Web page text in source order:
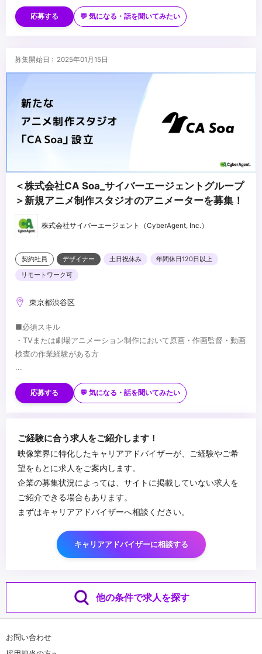
・Photoshop、Illustratorの実務経験3年以上
・ユーザーの反応を見ながら柔軟に対応できる適応力
・インタビューなどで得た定性データや、解析ツールを用いた定量
データなどインサイトを捉えたデザイン改善経験
・Premiere、AfterEffectsの実務経験3年以上
・Webサイトやアプリにおけるインタラクションデザインの実務経
験
・Lottie等を用いたアニメーション制作経験
...
応募する 💬 気になる・話を聞いてみたい
募集開始日 : 2025年01月15日
＜株式会社CA Soa_サイバーエージェントグループ
＞新規アニメ制作スタジオのアニメーターを募集！
株式会社サイバーエージェント（CyberAgent, Inc.）
契約社員 デザイナー 土日祝休み
年間休日120日以上
リモートワーク可
東京都渋谷区
■必須スキル
・TVまたは劇場アニメーション制作において原画・作画監督・動画
検査の作業経験がある方
...
応募する 💬 気になる・話を聞いてみたい
ご経験に合う求人をご紹介します！
映像業界に特化したキャリアアドバイザーが、ご経験やご希
望をもとに求人をご案内します。
企業の募集状況によっては、サイトに掲載していない求人を
ご紹介できる場合もあります。
まずはキャリアアドバイザーへ相談ください。
キャリアアドバイザーに相談する
他の条件で求人を探す
お問い合わせ